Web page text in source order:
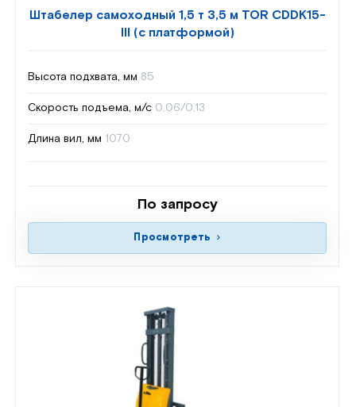
Штабелер самоходный 1,5 т 3,5 м TOR CDDK15-
III (с платформой)
Высота подхвата, мм 85
Скорость подъема, м/с 0,06/0,13
Длина вил, мм 1070
По запросу
Просмотреть